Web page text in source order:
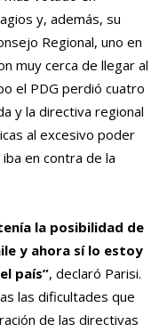
y, además, su
Regional, uno en
muy cerca de llegar al
el PDG perdió cuatro
y la directiva regional
al excesivo poder
en contra de la
la posibilidad de
y ahora sí lo estoy
país”, declaró Parisi.
las dificultades que
de las directivas